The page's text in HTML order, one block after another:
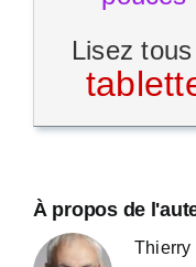
Lisez
À propos de
Thierry